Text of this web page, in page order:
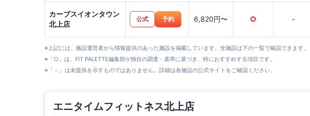
カーブスイオンタウン
北上店
公式 予約 6,820円〜 ○ -
※上記には、施設運営者から情報提供のあった施設を掲載しています。全施設は下の一覧で確認できます。
※「○」は、FIT PALETTE編集部が独自の調査・基準に基づき、特におすすめする項目です。
※「－」は未提供を示すものではありません。詳細は各施設の公式サイトをご確認ください。
エニタイムフィットネス北上店